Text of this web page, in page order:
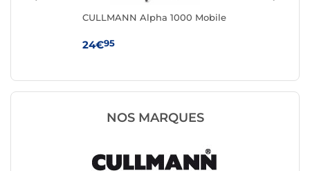
CULLMANN Alpha 1000 Mobile
24€95
NOS MARQUES